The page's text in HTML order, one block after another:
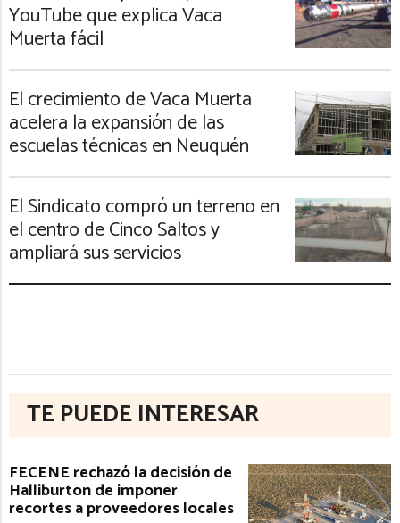
YouTube que explica Vaca
Muerta fácil
El crecimiento de Vaca Muerta
acelera la expansión de las
escuelas técnicas en Neuquén
El Sindicato compró un terreno en
el centro de Cinco Saltos y
ampliará sus servicios
TE PUEDE INTERESAR
FECENE rechazó la decisión de
Halliburton de imponer
recortes a proveedores locales